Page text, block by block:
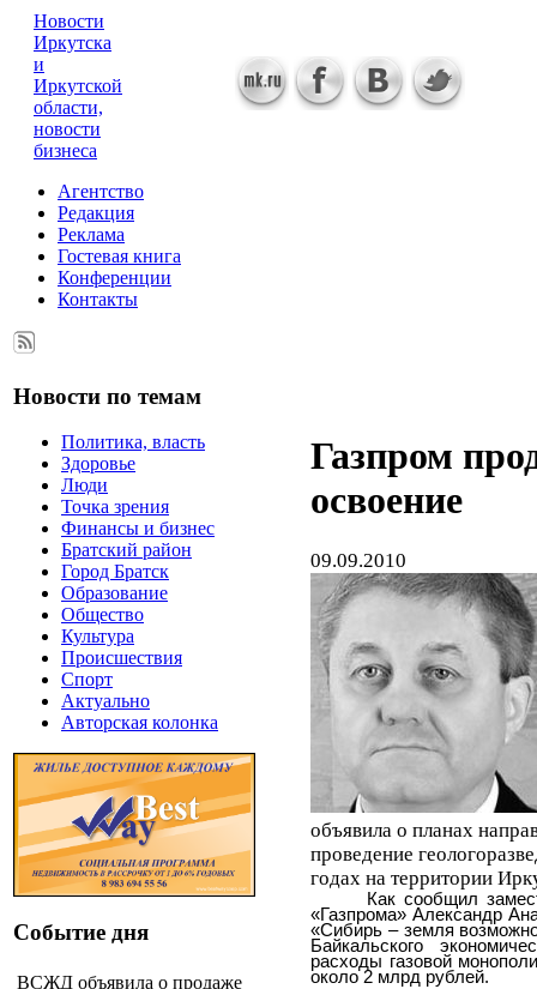
Новости
Иркутска
и
Иркутской
области,
новости
бизнеса
Агентство
Редакция
Реклама
Гостевая книга
Конференции
Контакты
Новости по темам
Политика, власть
Здоровье
Люди
Точка зрения
Финансы и бизнес
Братский район
Город Братск
Образование
Общество
Культура
Происшествия
Спорт
Актуально
Авторская колонка
Событие дня
ВСЖД объявила о продаже
Газпром
освоение
09.09.2010
объявила о планах
проведение
годах на территории
Как сообщил
«Газпрома» Александр
«Сибирь – земля
Байкальского
расходы газовой
около 2 млрд рублей.